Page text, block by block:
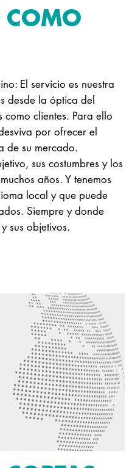
COMO
El servicio es nuestra
desde la óptica del
como clientes. Para ello
por ofrecer el
de su mercado.
sus costumbres y los
años. Y tenemos
local y que puede
Siempre y donde
sus objetivos.